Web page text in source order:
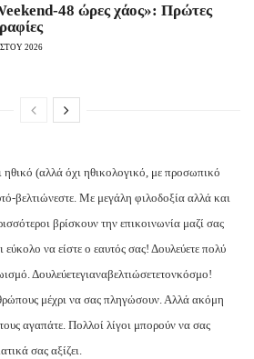
48 ώρες χάος»: Πρώτες
2026
ηθικό (αλλά όχι ηθικολογικό, με προσωπικό
βελτιώνεστε. Με μεγάλη φιλοδοξία αλλά και
βρίσκουν την επικοινωνία μαζί σας
εύκολο να είστε ο εαυτός σας! Δουλεύετε πολύ
Δουλεύετεγιαναβελτιώσετετονκόσμο!
μέχρι να σας πληγώσουν. Αλλά ακόμη
τους αγαπάτε. Πολλοί λίγοι μπορούν να σας
σας αξίζει.